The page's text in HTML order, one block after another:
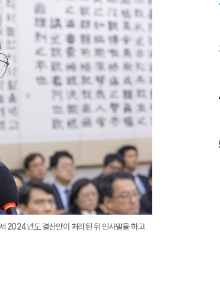
지
확
대
2024년도 결산안이 처리된 뒤 인사말을 하고